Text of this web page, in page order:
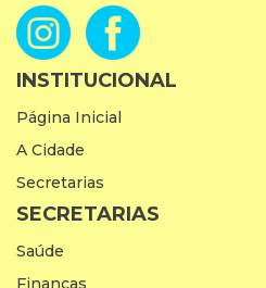
INSTITUCIONAL
Página Inicial
A Cidade
Secretarias
SECRETARIAS
Saúde
Finanças